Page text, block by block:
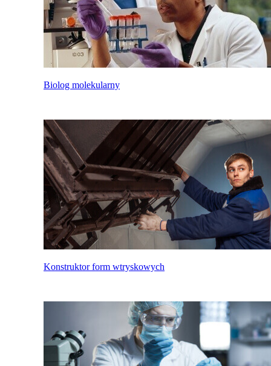
Biolog molekularny
Konstruktor form wtryskowych